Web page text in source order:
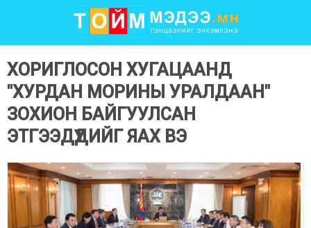
ХОРИГЛОСОН ХУГАЦААНД
"ХУРДАН МОРИНЫ УРАЛДААН"
ЗОХИОН БАЙГУУЛСАН
ЭТГЭЭДҮҮДИЙГ ЯАХ ВЭ